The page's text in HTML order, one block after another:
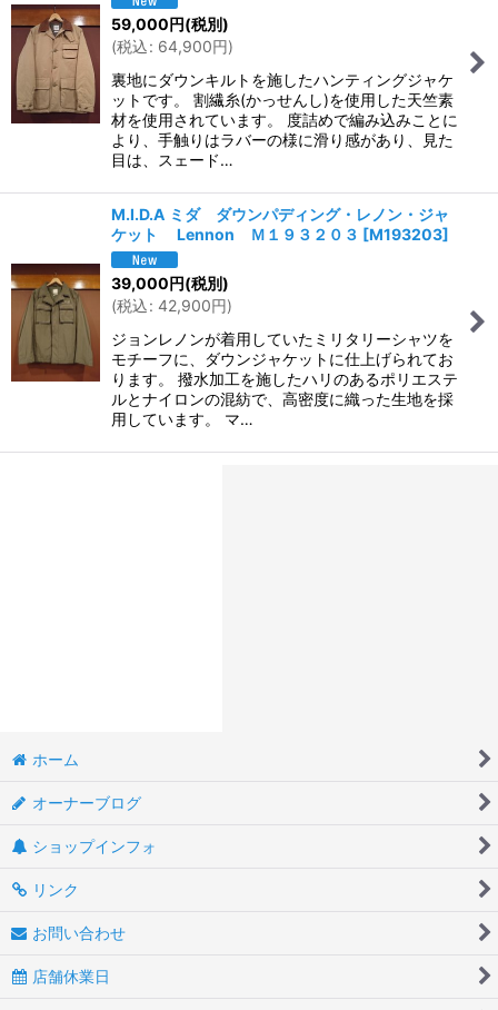
59,000円(税別)
(税込: 64,900円)
裏地にダウンキルトを施したハンティングジャケ
ットです。 割繊糸(かっせんし)を使用した天竺素
材を使用されています。 度詰めで編み込みことに
より、手触りはラバーの様に滑り感があり、見た
目は、スェード…
M.I.D.A ミダ ダウンパディング・レノン・ジャ
ケット Lennon Ｍ１９３２０３ [M193203]
39,000円(税別)
(税込: 42,900円)
ジョンレノンが着用していたミリタリーシャツを
モチーフに、ダウンジャケットに仕上げられてお
ります。 撥水加工を施したハリのあるポリエステ
ルとナイロンの混紡で、高密度に織った生地を採
用しています。 マ…
ホーム
オーナーブログ
ショップインフォ
リンク
お問い合わせ
店舗休業日